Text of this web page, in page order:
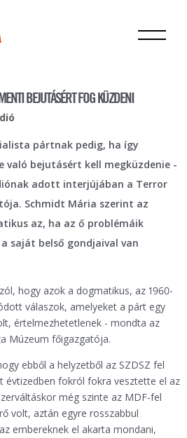
BEJUTÁSÉRT FOG KÜZDENI
pártnak pedig, ha így
bejutásért kell megküzdenie -
adott interjújában a Terror
Schmidt Mária szerint az
az, ha az ő problémáik
saját belső gondjaival van
hogy azok a dogmatikus, az 1960-
válaszok, amelyeket a párt egy
értelmezhetetlenek - mondta az
Múzeum főigazgatója.
ebből a helyzetből az SZDSZ fel
évtizedben fokról fokra vesztette el az
még szinte az MDF-fel
volt, aztán egyre rosszabbul
embereknek el akarta mondani,